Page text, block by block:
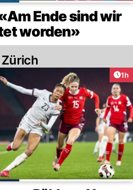
Ende sind wir
worden»
1h